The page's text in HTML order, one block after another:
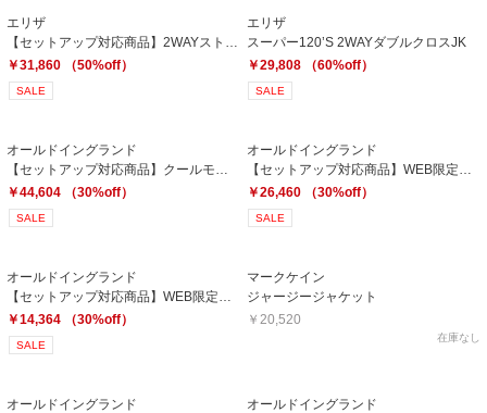
エリザ
￥31,860 （50%off）
SALE
エリザ
スーパー120’S 2WAYダブルクロスJK
￥29,808 （60%off）
SALE
オールドイングランド
￥44,604 （30%off）
SALE
オールドイングランド
￥26,460 （30%off）
SALE
オールドイングランド
￥14,364 （30%off）
SALE
マークケイン
ジャージージャケット
￥20,520
在庫なし
オールドイングランド
オールドイングランド